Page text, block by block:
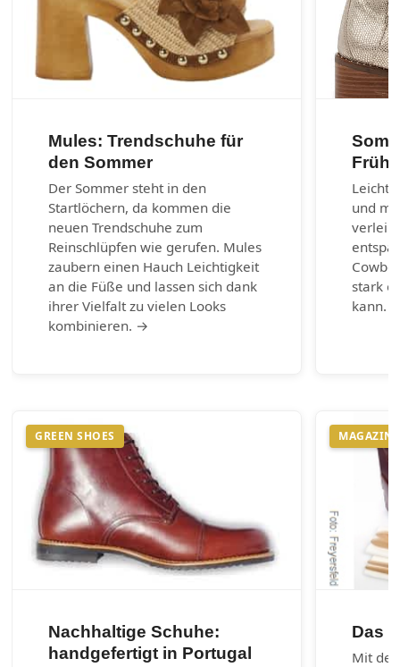
Mules: Trendschuhe für
den Sommer
Der Sommer steht in den
Startlöchern, da kommen die
neuen Trendschuhe zum
Reinschlüpfen wie gerufen. Mules
zaubern einen Hauch Leichtigkeit
an die Füße und lassen sich dank
ihrer Vielfalt zu vielen Looks
kombinieren. →
und
stark
kann.
GREEN SHOES
Nachhaltige Schuhe:
handgefertigt in Portugal
MAGAZIN
Das
Mit